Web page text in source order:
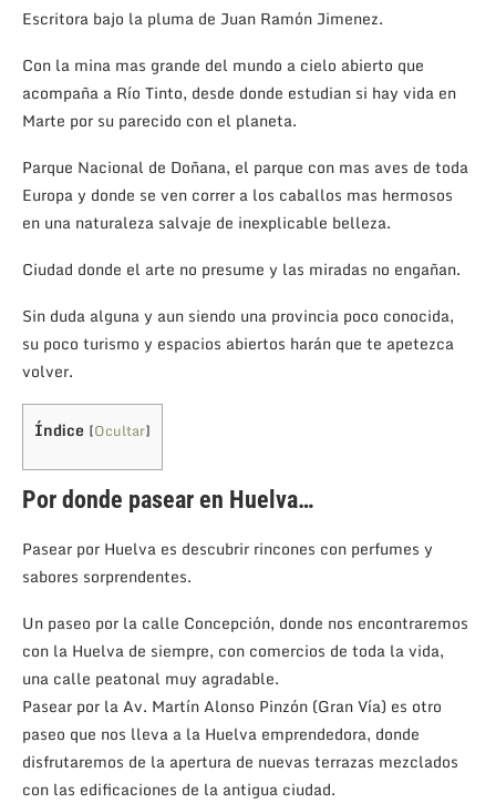
Escritora bajo la pluma de Juan Ramón Jimenez.
Con la mina mas grande del mundo a cielo abierto que
acompaña a Río Tinto, desde donde estudian si hay vida en
Marte por su parecido con el planeta.
Parque Nacional de Doñana, el parque con mas aves de toda
Europa y donde se ven correr a los caballos mas hermosos
en una naturaleza salvaje de inexplicable belleza.
Ciudad donde el arte no presume y las miradas no engañan.
Sin duda alguna y aun siendo una provincia poco conocida,
su poco turismo y espacios abiertos harán que te apetezca
volver.
Índice [Ocultar]
Por donde pasear en Huelva…
Pasear por Huelva es descubrir rincones con perfumes y
sabores sorprendentes.
Un paseo por la calle Concepción, donde nos encontraremos
con la Huelva de siempre, con comercios de toda la vida,
una calle peatonal muy agradable.
Pasear por la Av. Martín Alonso Pinzón (Gran Vía) es otro
paseo que nos lleva a la Huelva emprendedora, donde
disfrutaremos de la apertura de nuevas terrazas mezclados
con las edificaciones de la antigua ciudad.